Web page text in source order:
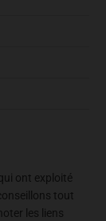
ont exploité
tout
les liens